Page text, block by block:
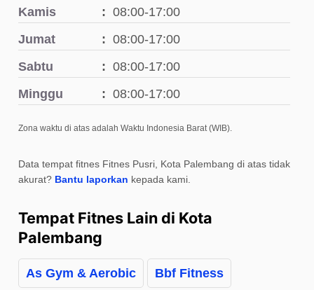
Kamis
08:00-17:00
Jumat
08:00-17:00
Sabtu
08:00-17:00
Minggu
08:00-17:00
Zona waktu di atas adalah Waktu Indonesia Barat (WIB).
Data tempat fitnes Fitnes Pusri, Kota Palembang di atas tidak
akurat? Bantu laporkan kepada kami.
Tempat Fitnes Lain di Kota
Palembang
As Gym & Aerobic Bbf Fitness